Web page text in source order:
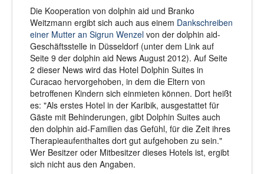
Die Kooperation von dolphin aid und Branko
Weitzmann ergibt sich auch aus einem Dankschreiben
einer Mutter an Sigrun Wenzel von der dolphin aid-
Geschäftsstelle in Düsseldorf (unter dem Link auf
Seite 9 der dolphin aid News August 2012). Auf Seite
2 dieser News wird das Hotel Dolphin Suites in
Curacao hervorgehoben, in dem die Eltern von
betroffenen Kindern sich einmieten können. Dort heißt
es: "Als erstes Hotel in der Karibik, ausgestattet für
Gäste mit Behinderungen, gibt Dolphin Suites auch
den dolphin aid-Familien das Gefühl, für die Zeit ihres
Therapieaufenthaltes dort gut aufgehoben zu sein."
Wer Besitzer oder Mitbesitzer dieses Hotels ist, ergibt
sich nicht aus den Angaben.